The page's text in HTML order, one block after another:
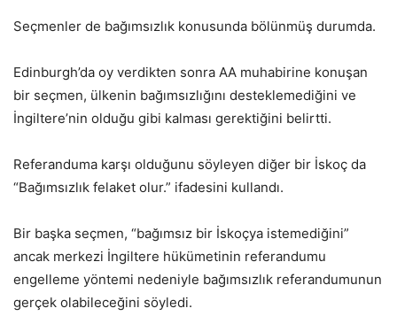
Seçmenler de bağımsızlık konusunda bölünmüş durumda.
Edinburgh’da oy verdikten sonra AA muhabirine konuşan
bir seçmen, ülkenin bağımsızlığını desteklemediğini ve
İngiltere’nin olduğu gibi kalması gerektiğini belirtti.
Referanduma karşı olduğunu söyleyen diğer bir İskoç da
“Bağımsızlık felaket olur.” ifadesini kullandı.
Bir başka seçmen, “bağımsız bir İskoçya istemediğini”
ancak merkezi İngiltere hükümetinin referandumu
engelleme yöntemi nedeniyle bağımsızlık referandumunun
gerçek olabileceğini söyledi.